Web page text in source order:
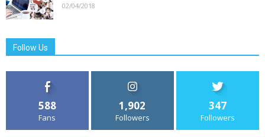
02/04/2018
Follow Us
588
Fans
1,902
Followers
347
Followers